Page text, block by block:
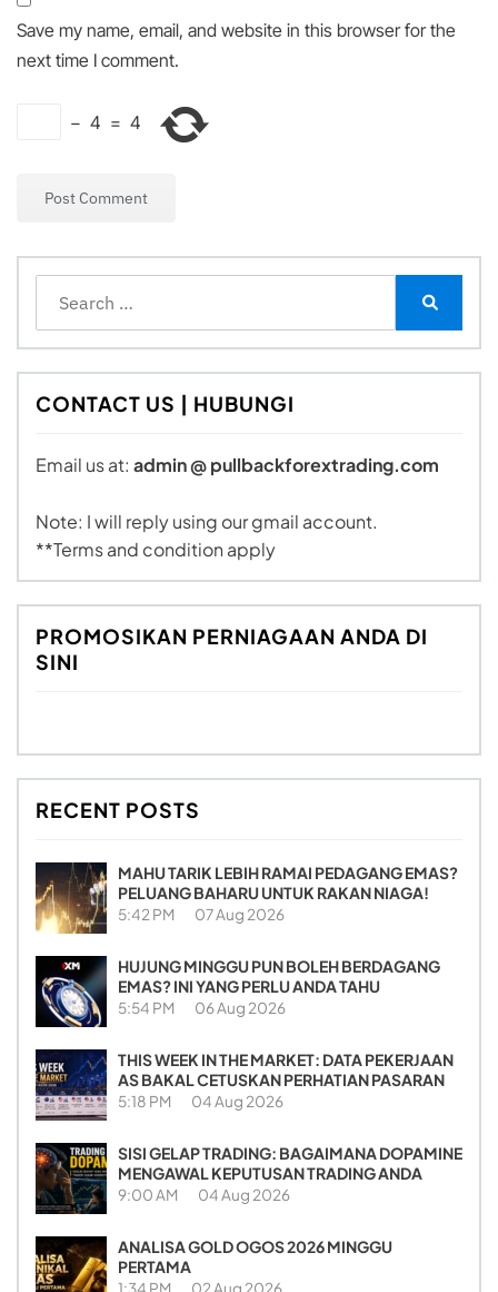
Save my name, email, and website in this browser for the
next time I comment.
− 4 = 4
for:
CONTACT US | HUBUNGI
Email us at: admin @ pullbackforextrading.com
Note: I will reply using our gmail account.
**Terms and condition apply
PROMOSIKAN PERNIAGAAN ANDA DI
SINI
RECENT POSTS
MAHU TARIK LEBIH RAMAI PEDAGANG EMAS?
PELUANG BAHARU UNTUK RAKAN NIAGA!
5:42 PM 07 Aug 2026
HUJUNG MINGGU PUN BOLEH BERDAGANG
EMAS? INI YANG PERLU ANDA TAHU
5:54 PM 06 Aug 2026
THIS WEEK IN THE MARKET: DATA PEKERJAAN
AS BAKAL CETUSKAN PERHATIAN PASARAN
5:18 PM 04 Aug 2026
SISI GELAP TRADING: BAGAIMANA DOPAMINE
MENGAWAL KEPUTUSAN TRADING ANDA
9:00 AM 04 Aug 2026
ANALISA GOLD OGOS 2026 MINGGU
PERTAMA
1:34 PM 02 Aug 2026